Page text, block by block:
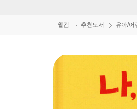
웰컴 추천도서 유아/어